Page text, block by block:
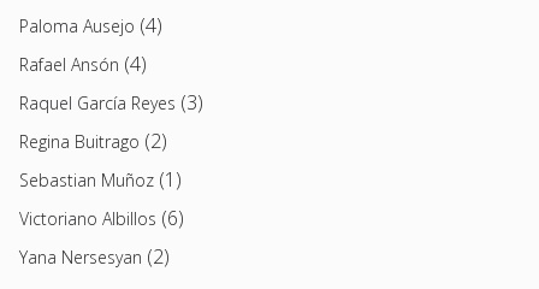
Paloma Ausejo (4)
Rafael Ansón (4)
Raquel García Reyes (3)
Regina Buitrago (2)
Sebastian Muñoz (1)
Victoriano Albillos (6)
Yana Nersesyan (2)